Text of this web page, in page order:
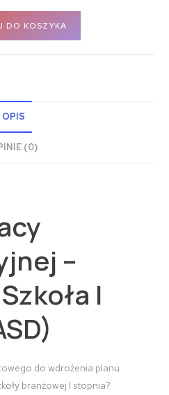
DO KOSZYKA
OPIS
(0)
–
I
do wdrożenia planu
branżowej I stopnia?